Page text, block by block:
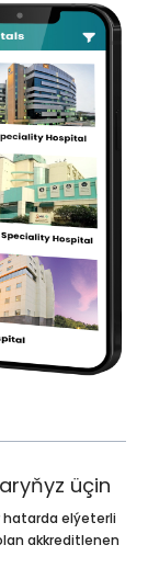
üçin
hatarda elýeterli
akkreditlenen